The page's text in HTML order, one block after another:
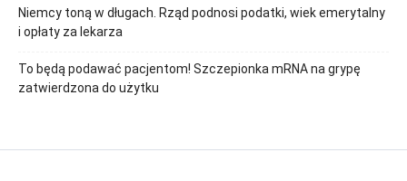
Niemcy toną w długach. Rząd podnosi podatki, wiek emerytalny
i opłaty za lekarza
To będą podawać pacjentom! Szczepionka mRNA na grypę
zatwierdzona do użytku